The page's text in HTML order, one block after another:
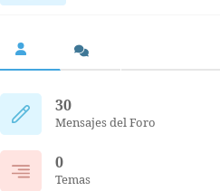
30
Mensajes del Foro
0
Temas